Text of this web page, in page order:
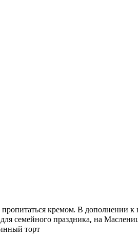
кремом. В дополнении
семейного праздника, на
торт